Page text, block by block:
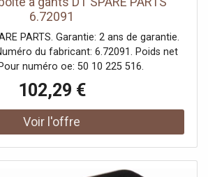
6.72091
PARTS. Garantie: 2 ans de garantie.
du fabricant: 6.72091. Poids net
numéro oe: 50 10 225 516.
102,29 €